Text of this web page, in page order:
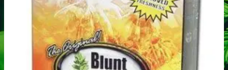
Kokain Tests
Kokain renhedhedstest
Crack renhedhedstest
Kokain blandingsmiddel test